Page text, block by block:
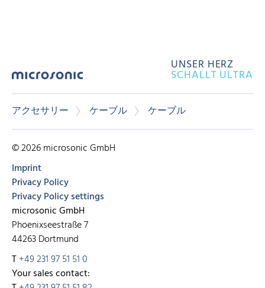
UNSER HERZ
SCHALLT ULTRA
アクセサリー ケーブル ケーブル
© 2026 microsonic GmbH
Imprint
Privacy Policy
Privacy Policy settings
microsonic GmbH
Phoenixseestraße 7
44263 Dortmund
T+49 231 97 51 51 0
Your sales contact: